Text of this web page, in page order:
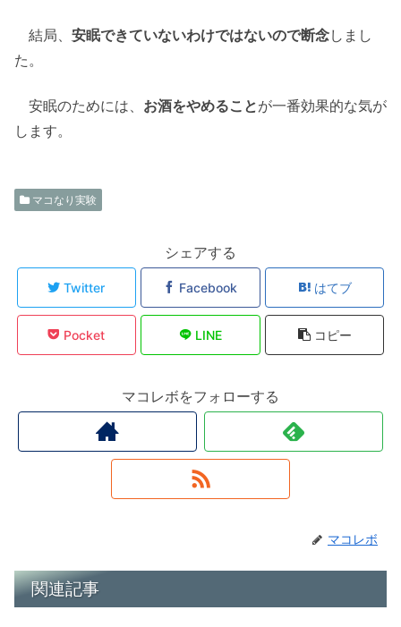
結局、 安眠できていないわけではないので断念しまし
た。
安眠のためには、 お酒をやめることが一番効果的な気が
します。
マコなり実験
シェアする
Twitter Facebook はてブ
Pocket LINE コピー
マコレボをフォローする
マコレボ
関連記事